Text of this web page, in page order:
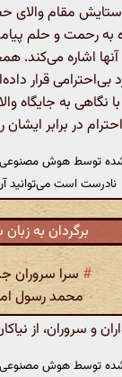
مقام والای
به رحمت و حلم
اشاره می‌کند.
بی‌احترامی قرار
نگاهی به جایگاه
احترام در برابر
توسط هوش مصنوعی در
نادرست است می‌توانید
برگردان به
# سرا سروران
محمد رسول
و سروران، از
توسط هوش مصنوعی